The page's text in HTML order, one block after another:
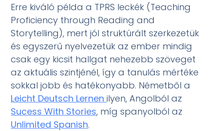
Erre kiváló példa a TPRS leckék (Teaching
Proficiency through Reading and
Storytelling), mert jól struktúrált szerkezetük
és egyszerű nyelvezetük az ember mindig
csak egy kicsit hallgat nehezebb szöveget
az aktuális szintjénél, így a tanulás mértéke
sokkal jobb és hatékonyabb. Németből a
Leicht Deutsch Lernenilyen, Angolból az
Sucess With Stories, míg spanyolból az
Unlimited Spanish.